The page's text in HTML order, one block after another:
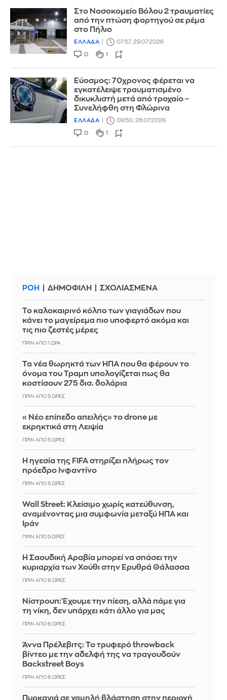
Στο Νοσοκομείο Βόλου 2 τραυματίες
από την πτώση φορτηγού σε ρέμα
στο Πήλιο
ΕΛΛΑΔΑ 07:57, 29.07.2026
0 1
Εύοσμος: 70χρονος φέρεται να
εγκατέλειψε τραυματισμένο
δικυκλιστή μετά από τροχαίο –
Συνελήφθη στη Φλώρινα
ΕΛΛΑΔΑ 09:50, 28.07.2026
0 1
ΡΟΗ ΔΗΜΟΦΙΛΗ ΣΧΟΛΙΑΣΜΕΝΑ
Το καλοκαιρινό κόλπο των γιαγιάδων που
κάνει το μαγείρεμα πιο υποφερτό ακόμα και
τις πιο ζεστές μέρες
ΠΡΙΝ ΑΠΌ 1 ΏΡΑ
Τα νέα θωρηκτά των ΗΠΑ που θα φέρουν το
όνομα του Τραμπ υπολογίζεται πως θα
κοστίσουν 275 δισ. δολάρια
ΠΡΙΝ ΑΠΌ 5 ΏΡΕΣ
«Νέο επίπεδο απειλής» το drone με
εκρηκτικά στη Λειψία
ΠΡΙΝ ΑΠΌ 5 ΏΡΕΣ
Η ηγεσία της FIFA στηρίζει πλήρως τον
πρόεδρο Ινφαντίνο
ΠΡΙΝ ΑΠΌ 5 ΏΡΕΣ
Wall Street: Κλείσιμο χωρίς κατεύθυνση,
αναμένοντας μια συμφωνία μεταξύ ΗΠΑ και
Ιράν
ΠΡΙΝ ΑΠΌ 5 ΏΡΕΣ
Η Σαουδική Αραβία μπορεί να σπάσει την
κυριαρχία των Χούθι στην Ερυθρά Θάλασσα
ΠΡΙΝ ΑΠΌ 6 ΏΡΕΣ
Νίστρουπ: Έχουμε την πίεση, αλλά πάμε για
τη νίκη, δεν υπάρχει κάτι άλλο για μας
ΠΡΙΝ ΑΠΌ 6 ΏΡΕΣ
Άννα Πρέλεβιτς: Το τρυφερό throwback
βίντεο με την αδελφή της να τραγουδούν
Backstreet Boys
ΠΡΙΝ ΑΠΌ 6 ΏΡΕΣ
Πυρκαγιά σε χαμηλή βλάστηση στην περιοχή